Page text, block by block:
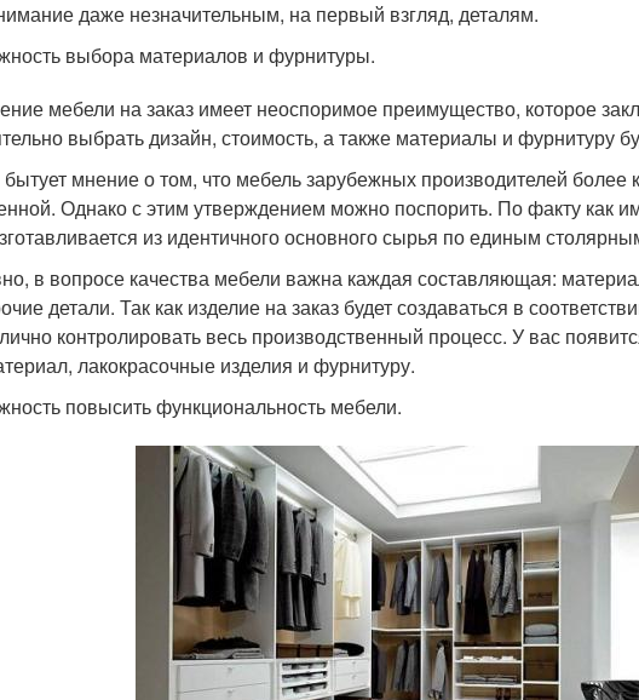
даже незначительным, на первый взгляд, деталям.
выбора материалов и фурнитуры.
мебели на заказ имеет неоспоримое преимущество, которое
выбрать дизайн, стоимость, а также материалы и фурнитуру
мнение о том, что мебель зарубежных производителей более
Однако с этим утверждением можно поспорить. По факту как
из идентичного основного сырья по единым
в вопросе качества мебели важна каждая составляющая:
детали. Так как изделие на заказ будет создаваться в
контролировать весь производственный процесс. У вас
лакокрасочные изделия и фурнитуру.
повысить функциональность мебели.